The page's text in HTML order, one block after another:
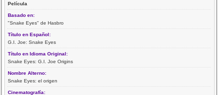
Película
Basado en:
"Snake Eyes" de Hasbro
Título en Español:
G.I. Joe: Snake Eyes
Título en Idioma Original:
Snake Eyes: G.I. Joe Origins
Nombre Alterno:
Snake Eyes: el origen
Cinematografía: